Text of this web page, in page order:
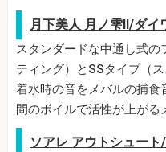
月下美人 月ノ雫II/ダイ
スタンダードな中通し式
ティング）とSSタイプ（
着水時の音をメバルの捕食
間のボイルで活性が上がる
ソアレ アウトシュート